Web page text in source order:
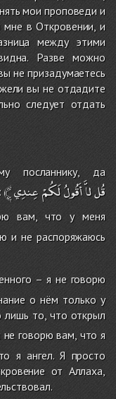
мои проповеди и
мне в Откровении, и
между этими
Разве можно
не призадумаетесь
вы не отдадите
следует отдать
посланнику, да
﴾ قُللاَّأَقُولُلَكُمْعِندِي
вам, что у меня
и не распоряжаюсь
– я не говорю
о нём только у
лишь то, что открыл
говорю вам, что я
я ангел. Я просто
от Аллаха,